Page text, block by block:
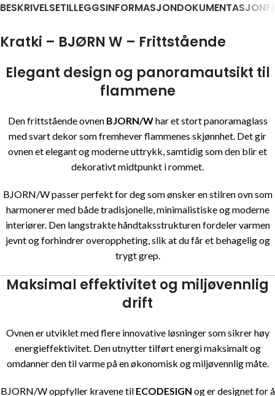
BESKRIVELSETILLEGGSINFORMASJONDOKUMENTASJON
Kratki – BJØRN W – Frittstående
Elegant design og panoramautsikt til
flammene
Den frittstående ovnen BJORN/Whar et stort panoramaglass
med svart dekor som fremhever flammenes skjønnhet. Det gir
ovnen et elegant og moderne uttrykk, samtidig som den blir et
dekorativt midtpunkt i rommet.
BJORN/W passer perfekt for deg som ønsker en stilren ovn som
harmonerer med både tradisjonelle, minimalistiske og moderne
interiører. Den langstrakte håndtaksstrukturen fordeler varmen
jevnt og forhindrer overoppheting, slik at du får et behagelig og
trygt grep.
Maksimal effektivitet og miljøvennlig
drift
Ovnen er utviklet med flere innovative løsninger som sikrer høy
energieffektivitet. Den utnytter tilført energi maksimalt og
omdanner den til varme på en økonomisk og miljøvennlig måte.
BJORN/W oppfyller kravene til ECODESIGN og er designet for å